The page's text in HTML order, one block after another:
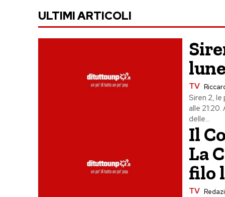
ULTIMI ARTICOLI
TV
Siren 2,
alle
delle...
Il
La
filo
TV